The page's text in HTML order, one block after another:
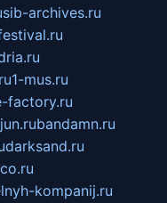
sib-archives.ru
1-mus.ru
factory.ru
bandamn.ru
darksand.ru
kompanij.ru